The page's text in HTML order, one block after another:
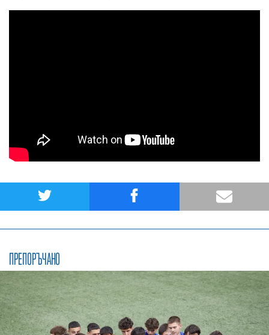
ПРЕПОРЪЧАНО